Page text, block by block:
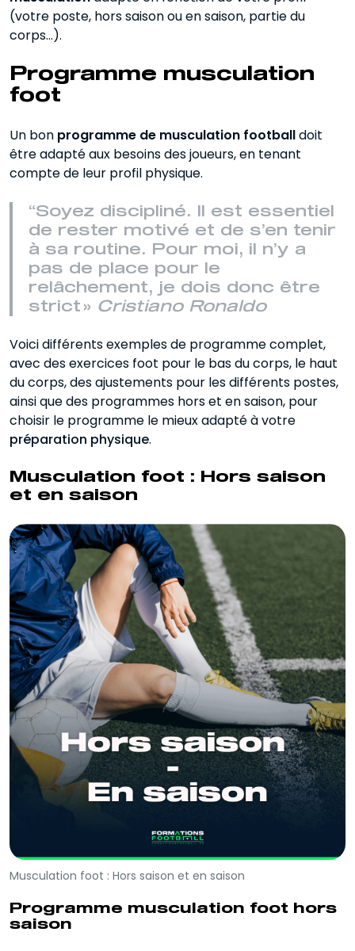
(votre poste, hors saison ou en saison, partie du
corps…).
Programme musculation
foot
Un bon programme de musculation footballdoit
être adapté aux besoins des joueurs, en tenant
compte de leur profil physique.
“Soyez discipliné. Il est essentiel
de rester motivé et de s’en tenir
à sa routine. Pour moi, il n’y a
pas de place pour le
relâchement, je dois donc être
strict » Cristiano Ronaldo
Voici différents exemples de programme complet,
avec des exercices foot pour le bas du corps, le haut
du corps, des ajustements pour les différents postes,
ainsi que des programmes hors et en saison, pour
choisir le programme le mieux adapté à votre
préparation physique.
Musculation foot : Hors saison
et en saison
Musculation foot : Hors saison et en saison
Programme musculation foot hors
saison